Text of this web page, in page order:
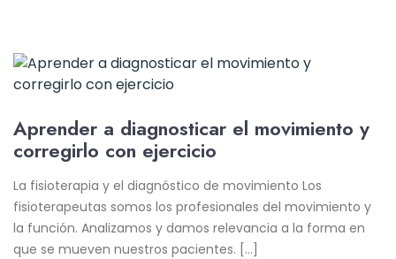
Aprender a diagnosticar el movimiento y
corregirlo con ejercicio
La fisioterapia y el diagnóstico de movimiento Los
fisioterapeutas somos los profesionales del movimiento y
la función. Analizamos y damos relevancia a la forma en
que se mueven nuestros pacientes. […]